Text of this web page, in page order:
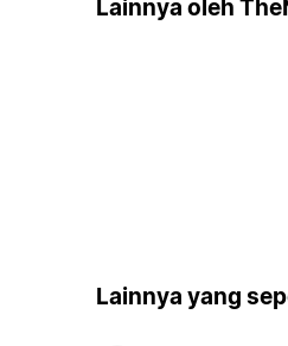
Lainnya oleh
Lainnya yang